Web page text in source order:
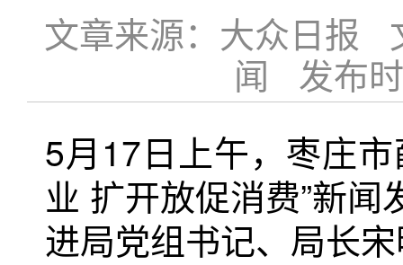
文章来源：大众日报
闻 发布
5月17日上午，枣庄
业 扩开放促消费”新
进局党组书记、局长